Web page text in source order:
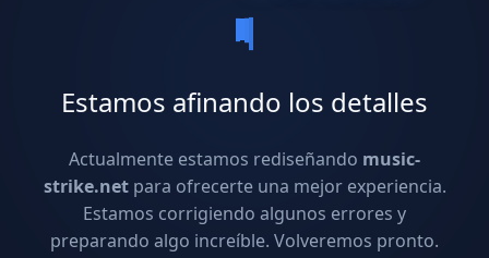
Estamos afinando los detalles
Actualmente estamos rediseñando music-
strike.netpara ofrecerte una mejor experiencia.
Estamos corrigiendo algunos errores y
preparando algo increíble. Volveremos pronto.